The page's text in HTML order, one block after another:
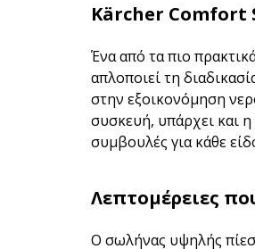
Kärcher Comfort
Ένα από τα πιο
απλοποιεί τη
στην εξοικονόμηση
συσκευή, υπάρχει και
συμβουλές για κάθε
Λεπτομέρειες
Ο σωλήνας υψηλής